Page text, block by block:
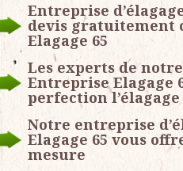
Entreprise
devis gratuitement
Elagage 65
Les experts de
Entreprise Elagage
perfection
Notre entreprise
Elagage 65 vous
mesure